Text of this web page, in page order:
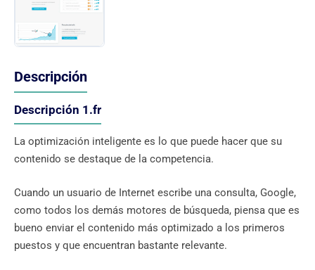
Descripción
Descripción 1.fr
La optimización inteligente es lo que puede hacer que su
contenido se destaque de la competencia.
Cuando un usuario de Internet escribe una consulta, Google,
como todos los demás motores de búsqueda, piensa que es
bueno enviar el contenido más optimizado a los primeros
puestos y que encuentran bastante relevante.